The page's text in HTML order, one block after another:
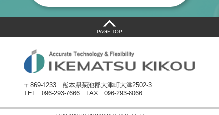
PAGE TOP
〒869-1233
熊本県菊池郡大津町大津2502-3
TEL : 096-293-7666
FAX : 096-293-8066